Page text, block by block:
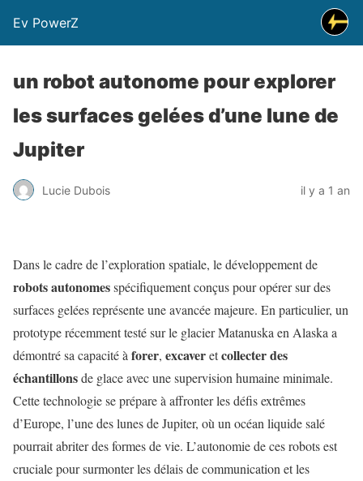
Ev PowerZ
un robot autonome pour explorer
les surfaces gelées d’une lune de
Jupiter
Lucie Dubois il y a 1 an
Dans le cadre de l’exploration spatiale, le développement de
robots autonomesspécifiquement conçus pour opérer sur des
surfaces gelées représente une avancée majeure. En particulier, un
prototype récemment testé sur le glacier Matanuska en Alaska a
démontré sa capacité à forer, excaveretcollecter des
échantillonsde glace avec une supervision humaine minimale.
Cette technologie se prépare à affronter les défis extrêmes
d’Europe, l’une des lunes de Jupiter, où un océan liquide salé
pourrait abriter des formes de vie. L’autonomie de ces robots est
cruciale pour surmonter les délais de communication et les